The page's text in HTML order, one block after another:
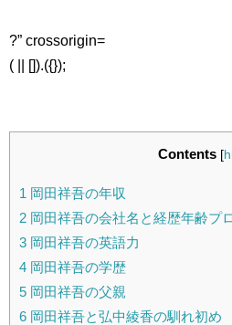
?” crossorigin=
( || []).({});
Contents [
1 岡田祥吾の年収
2 岡田祥吾の会社名と経歴年齢プ
3 岡田祥吾の英語力
4 岡田祥吾の学歴
5 岡田祥吾の父親
6 岡田祥吾と弘中綾香の馴れ初め